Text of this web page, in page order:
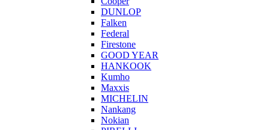
DUNLOP
Falken
Federal
Firestone
GOOD YEAR
HANKOOK
Kumho
Maxxis
MICHELIN
Nankang
Nokian